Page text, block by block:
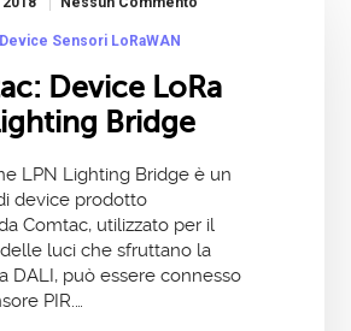
Device Sensori LoRaWAN
Device LoRa
Bridge
LPN Lighting Bridge è un
device prodotto
Comtac, utilizzato per il
luci che sfruttano la
DALI, può essere connesso
PIR.…